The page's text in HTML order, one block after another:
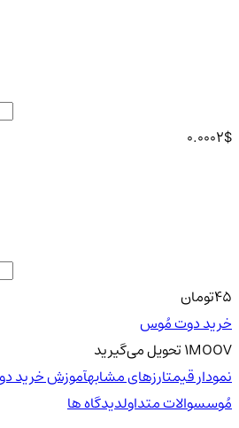
0.0002$
45تومان
خرید دوت مُوس
1MOOVتحویلمی‌گیرید
نمودار قیمتارزهای مشابهآموزش خرید
مُوسسوالات متداولدیدگاه ها